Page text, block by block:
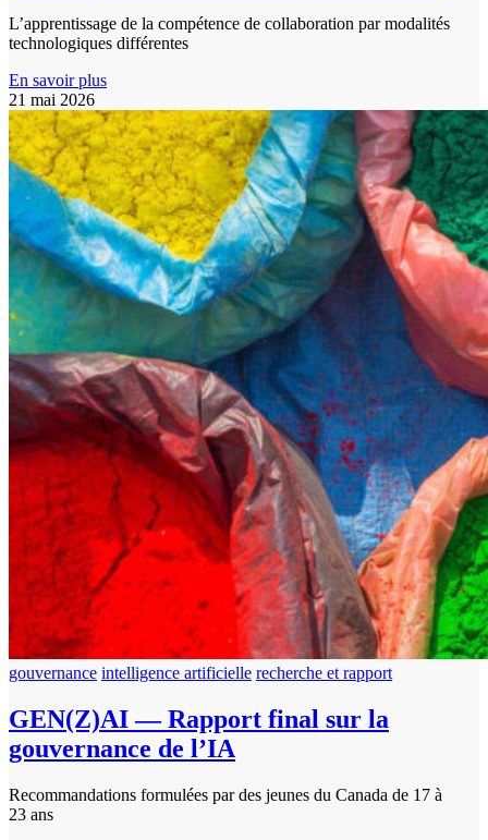
L’apprentissage de la compétence de collaboration par modalités
technologiques différentes
En savoir plus
21 mai 2026
gouvernance intelligence artificielle recherche et rapport
GEN(Z)AI — Rapport final sur la
gouvernance de l’IA
Recommandations formulées par des jeunes du Canada de 17 à
23 ans